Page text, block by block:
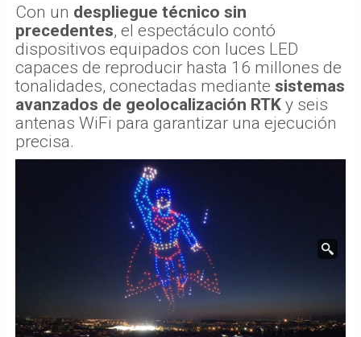
Con un despliegue técnico sin
precedentes, el espectáculo contó
dispositivos equipados con luces LED
capaces de reproducir hasta 16 millones de
tonalidades, conectadas mediante sistemas
avanzados de geolocalización RTK y seis
antenas WiFi para garantizar una ejecución
precisa.